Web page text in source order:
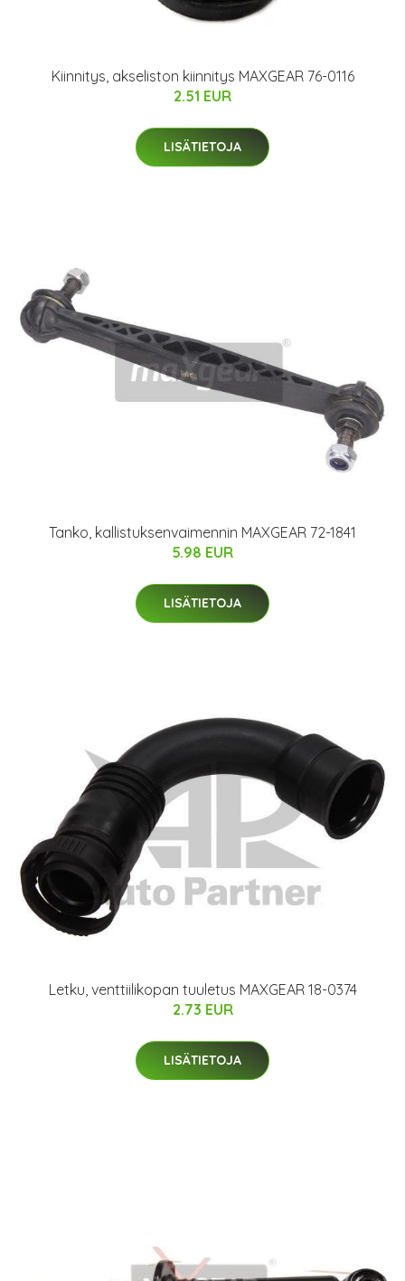
Kiinnitys, akseliston kiinnitys MAXGEAR 76-0116
2.51 EUR
LISÄTIETOJA
Tanko, kallistuksenvaimennin MAXGEAR 72-1841
5.98 EUR
LISÄTIETOJA
Letku, venttiilikopan tuuletus MAXGEAR 18-0374
2.73 EUR
LISÄTIETOJA